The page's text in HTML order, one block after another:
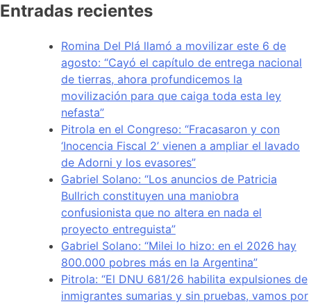
Entradas recientes
Romina Del Plá llamó a movilizar este 6 de
agosto: “Cayó el capítulo de entrega nacional
de tierras, ahora profundicemos la
movilización para que caiga toda esta ley
nefasta”
Pitrola en el Congreso: “Fracasaron y con
‘Inocencia Fiscal 2’ vienen a ampliar el lavado
de Adorni y los evasores”
Gabriel Solano: “Los anuncios de Patricia
Bullrich constituyen una maniobra
confusionista que no altera en nada el
proyecto entreguista”
Gabriel Solano: “Milei lo hizo: en el 2026 hay
800.000 pobres más en la Argentina”
Pitrola: “El DNU 681/26 habilita expulsiones de
inmigrantes sumarias y sin pruebas, vamos por